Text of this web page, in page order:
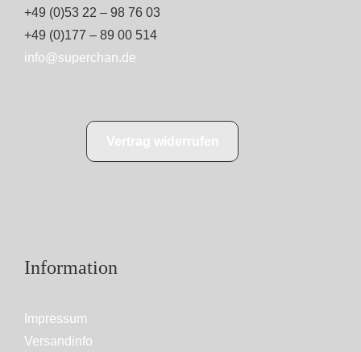
+49 (0)53 22 – 98 76 03
+49 (0)177 – 89 00 514
info@superchan.de
Information
Impressum
Versandinfo